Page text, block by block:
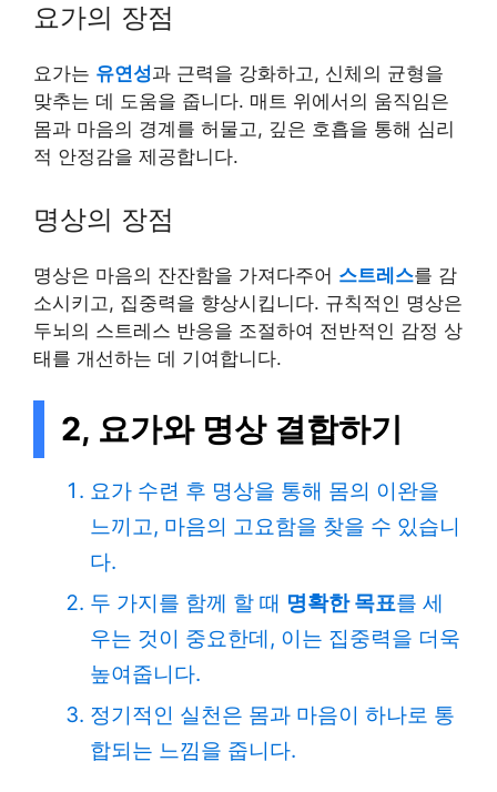
요가의 장점
요가는 유연성과 근력을 강화하고, 신체의 균형을
맞추는 데 도움을 줍니다. 매트 위에서의 움직임은
몸과 마음의 경계를 허물고, 깊은 호흡을 통해 심리
적 안정감을 제공합니다.
명상의 장점
명상은 마음의 잔잔함을 가져다주어 스트레스를 감
소시키고, 집중력을 향상시킵니다. 규칙적인 명상은
두뇌의 스트레스 반응을 조절하여 전반적인 감정 상
태를 개선하는 데 기여합니다.
2, 요가와 명상 결합하기
요가 수련 후 명상을 통해 몸의 이완을
느끼고, 마음의 고요함을 찾을 수 있습니
다.
두 가지를 함께 할 때 명확한 목표를 세
우는 것이 중요한데, 이는 집중력을 더욱
높여줍니다.
정기적인 실천은 몸과 마음이 하나로 통
합되는 느낌을 줍니다.